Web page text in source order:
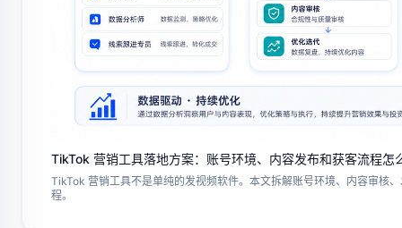
TikTok 营销工具落地方案：账号环境、内容发布和获客流程怎
TikTok 营销工具不是单纯的发视频软件。本文拆解账号环境、内容审核
程。